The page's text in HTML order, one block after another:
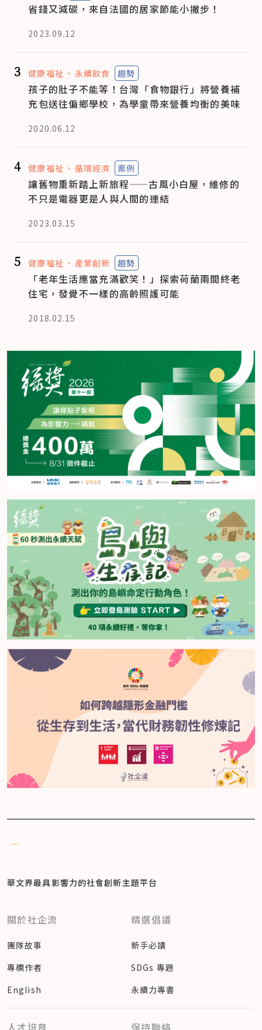
省錢又減碳，來自法國的居家節能小撇步！
2023.09.12
3 健康福祉 永續飲食 趨勢
孩子的肚子不能等！台灣「食物銀行」將營養補
充包送往偏鄉學校，為學童帶來營養均衡的美味
2020.06.12
4 健康福祉 循環經濟 案例
讓舊物重新踏上新旅程——古風小白屋，維修的
不只是電器更是人與人間的連結
2023.03.15
5 健康福祉 產業創新 趨勢
「老年生活應當充滿歡笑！」探索荷蘭兩間終老
住宅，發覺不一樣的高齡照護可能
2018.02.15
華文界最具影響力的社會創新主題平台
關於社企流
團隊故事
專欄作者
English
精選倡議
新手必讀
SDGs 專題
永續力專書
人才培育 保持聯絡